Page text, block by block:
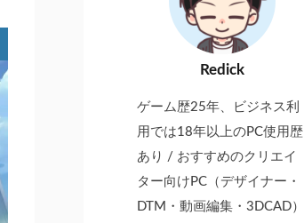
Redick
ゲーム歴25年、ビジネス利
用では18年以上のPC使用歴
あり / おすすめのクリエイ
ター向けPC（デザイナー・
DTM・動画編集・3DCAD）